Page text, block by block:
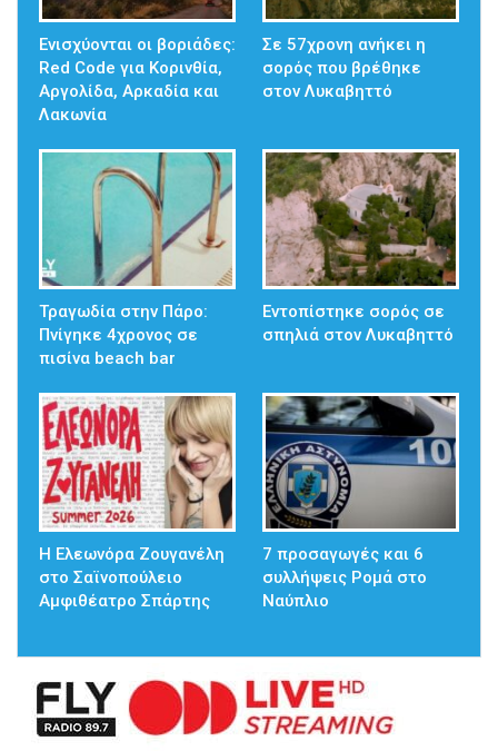
Ενισχύονται οι βοριάδες:
Red Code για Κορινθία,
Αργολίδα, Αρκαδία και
Λακωνία
Σε 57χρονη ανήκει η
σορός που βρέθηκε
στον Λυκαβηττό
Τραγωδία στην Πάρο:
Πνίγηκε 4χρονος σε
πισίνα beach bar
Εντοπίστηκε σορός σε
σπηλιά στον Λυκαβηττό
Η Ελεωνόρα Ζουγανέλη
στο Σαϊνοπούλειο
Αμφιθέατρο Σπάρτης
7 προσαγωγές και 6
συλλήψεις Ρομά στο
Ναύπλιο